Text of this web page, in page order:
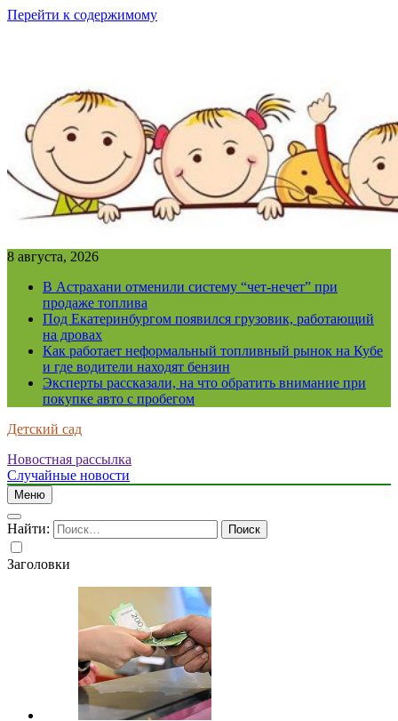
Перейти к содержимому
8 августа, 2026
В Астрахани отменили систему “чет-нечет” при
продаже топлива
Под Екатеринбургом появился грузовик, работающий
на дровах
Как работает неформальный топливный рынок на Кубе
и где водители находят бензин
Эксперты рассказали, на что обратить внимание при
покупке авто с пробегом
Детский сад
Новостная рассылка
Случайные новости
Меню
Найти:
Заголовки